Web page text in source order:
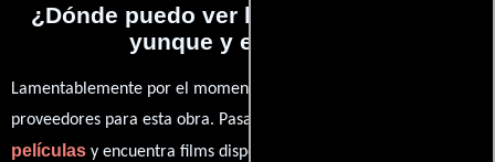
¿Dónde puedo ver la películas Entre el
yunque y el martillo?
Lamentablemente por el momento no contamos con enlaces a
proveedores para esta obra. Pasa por nuestro catálogo de
películas y encuentra films disponibles. También puedes